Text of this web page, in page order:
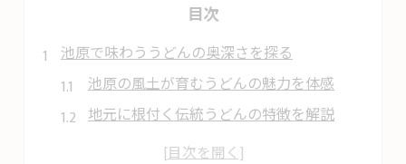
目次
池原で味わううどんの奥深さを探る
池原の風土が育むうどんの魅力を体感
地元に根付く伝統うどんの特徴を解説
池原のうどんに込められた思いに迫る